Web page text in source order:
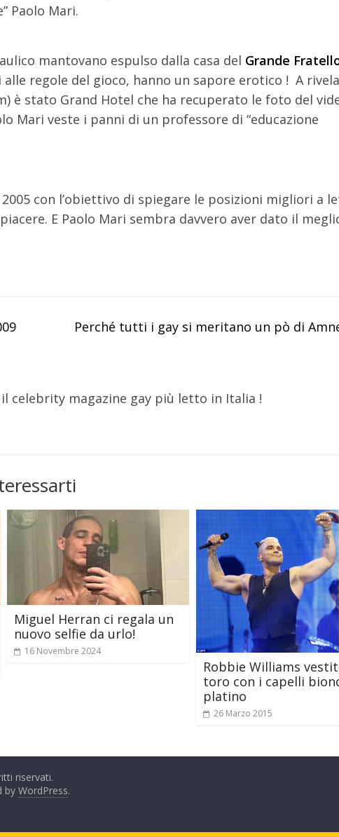
Paolo Mari.
mantovano espulso dalla casa del Grande
regole del gioco, hanno un sapore erotico ! A
è stato Grand Hotel che ha recuperato le foto del
Mari veste i panni di un professore di “educazione
con l’obiettivo di spiegare le posizioni migliori a
E Paolo Mari sembra davvero aver dato il
Perché tutti i gay si meritano un pò di
celebrity magazine gay più letto in Italia !
Miguel Herran ci regala un
nuovo selfie da urlo!
16 Novembre 2024
Robbie Williams
toro con i capelli
platino
26 Marzo 2015
riservati.
by WordPress.